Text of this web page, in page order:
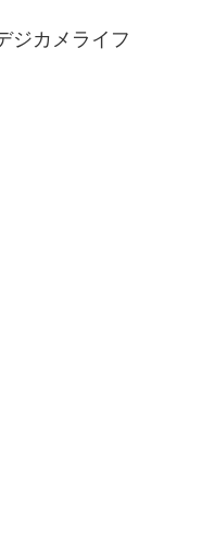
ジカメライフ